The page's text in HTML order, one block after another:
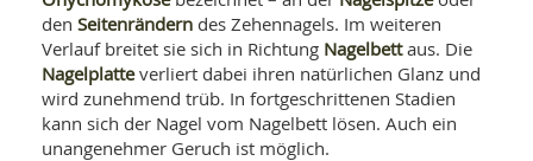
den Seitenrändern des Zehennagels. Im weiteren
Verlauf breitet sie sich in Richtung Nagelbettaus. Die
Nagelplatteverliert dabei ihren natürlichen Glanz und
wird zunehmend trüb. In fortgeschrittenen Stadien
kann sich der Nagel vom Nagelbett lösen. Auch ein
unangenehmer Geruch ist möglich.